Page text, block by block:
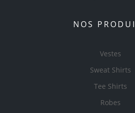
NOS
Vestes
Sweat Shirts
Tee Shirts
Robes